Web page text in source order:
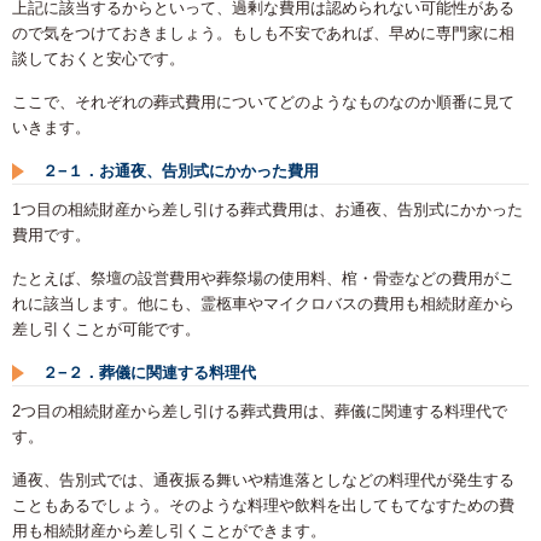
上記に該当するからといって、過剰な費用は認められない可能性がある
ので気をつけておきましょう。もしも不安であれば、早めに専門家に相
談しておくと安心です。
ここで、それぞれの葬式費用についてどのようなものなのか順番に見て
いきます。
２−１．お通夜、告別式にかかった費用
1つ目の相続財産から差し引ける葬式費用は、お通夜、告別式にかかった
費用です。
たとえば、祭壇の設営費用や葬祭場の使用料、棺・骨壺などの費用がこ
れに該当します。他にも、霊柩車やマイクロバスの費用も相続財産から
差し引くことが可能です。
２−２．葬儀に関連する料理代
2つ目の相続財産から差し引ける葬式費用は、葬儀に関連する料理代で
す。
通夜、告別式では、通夜振る舞いや精進落としなどの料理代が発生する
こともあるでしょう。そのような料理や飲料を出してもてなすための費
用も相続財産から差し引くことができます。